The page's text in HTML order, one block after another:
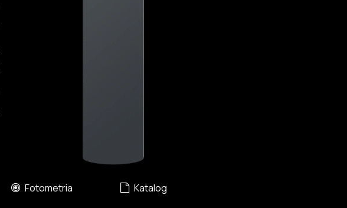
Fotometria Katalog